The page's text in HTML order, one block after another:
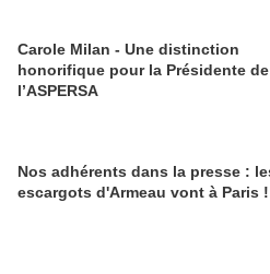
Carole Milan - Une distinction
honorifique pour la Présidente de
l’ASPERSA
Nos adhérents dans la presse : les
escargots d'Armeau vont à Paris !